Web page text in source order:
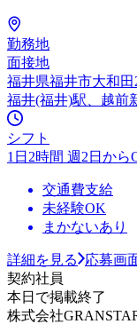
勤務地
面接地
福井県福井市大和田
福井(福井)駅、越前
シフト
1日2時間 週2日から
交通費支給
未経験OK
まかないあり
詳細を見る
応募画
契約社員
本日で掲載終了
株式会社